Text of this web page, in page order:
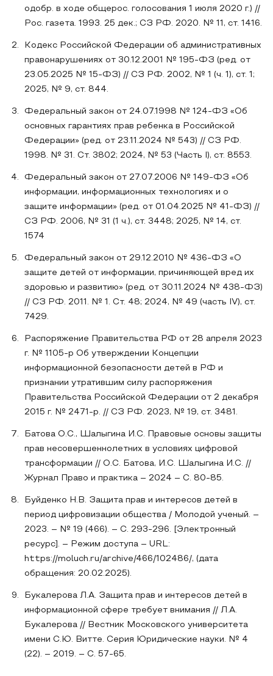
одобр. в ходе общерос. голосования 1 июля 2020 г.) //
Рос. газета. 1993. 25 дек.; СЗ РФ. 2020. № 11, ст. 1416.
Кодекс Российской Федерации об административных
правонарушениях от 30.12.2001 № 195-ФЗ (ред. от
23.05.2025 № 15-ФЗ) // СЗ РФ. 2002, № 1 (ч. 1), ст. 1;
2025, № 9, ст. 844.
Федеральный закон от 24.07.1998 № 124-ФЗ «Об
основных гарантиях прав ребенка в Российской
Федерации» (ред. от 23.11.2024 № 543) // СЗ РФ.
1998. № 31. Ст. 3802; 2024, № 53 (Часть I), ст. 8553.
Федеральный закон от 27.07.2006 № 149-ФЗ «Об
информации, информационных технологиях и о
защите информации» (ред. от 01.04.2025 № 41-ФЗ) //
СЗ РФ. 2006, № 31 (1 ч.), ст. 3448; 2025, № 14, ст.
1574
Федеральный закон от 29.12.2010 № 436-ФЗ «О
защите детей от информации, причиняющей вред их
здоровью и развитию» (ред. от 30.11.2024 № 438-ФЗ)
// СЗ РФ. 2011. № 1. Ст. 48; 2024, № 49 (часть IV), ст.
7429.
Распоряжение Правительства РФ от 28 апреля 2023
г. № 1105-р Об утверждении Концепции
информационной безопасности детей в РФ и
признании утратившим силу распоряжения
Правительства Российской Федерации от 2 декабря
2015 г. № 2471-р. // СЗ РФ. 2023, № 19, ст. 3481.
Батова О.С., Шалыгина И.С. Правовые основы защиты
прав несовершеннолетних в условиях цифровой
трансформации // О.С. Батова, И.С. Шалыгина И.С. //
Журнал Право и практика – 2024 – С. 80-85.
Буйденко Н.В. Защита прав и интересов детей в
период цифровизации общества / Молодой ученый. –
2023. – № 19 (466). – С. 293-296. [Электронный
ресурс]. – Режим доступа – URL:
https://moluch.ru/archive/466/102486/, (дата
обращения: 20.02.2025).
Букалерова Л.А. Защита прав и интересов детей в
информационной сфере требует внимания // Л.А.
Букалерова // Вестник Московского университета
имени С.Ю. Витте. Серия Юридические науки. № 4
(22). – 2019. – С. 57-65.